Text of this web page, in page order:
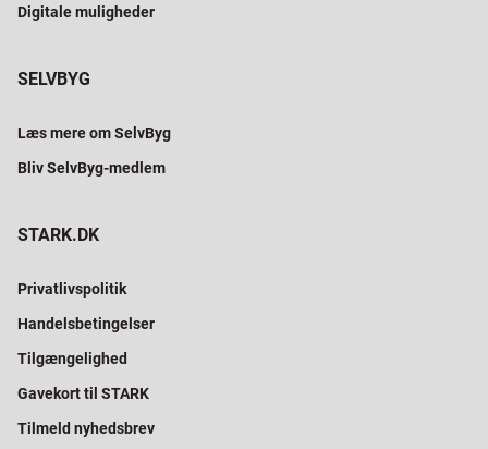
Digitale muligheder
SELVBYG
Læs mere om SelvByg
Bliv SelvByg-medlem
STARK.DK
Privatlivspolitik
Handelsbetingelser
Tilgængelighed
Gavekort til STARK
Tilmeld nyhedsbrev